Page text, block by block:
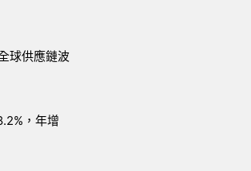
球供應鏈波
，年增